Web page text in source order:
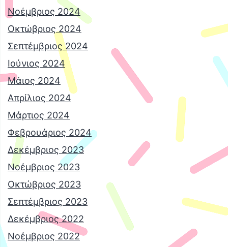
Νοέμβριος 2024
Οκτώβριος 2024
Σεπτέμβριος 2024
Ιούνιος 2024
Μάιος 2024
Απρίλιος 2024
Μάρτιος 2024
Φεβρουάριος 2024
Δεκέμβριος 2023
Νοέμβριος 2023
Οκτώβριος 2023
Σεπτέμβριος 2023
Δεκέμβριος 2022
Νοέμβριος 2022